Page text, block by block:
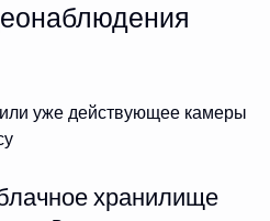
уже действующее камеры
хранилище